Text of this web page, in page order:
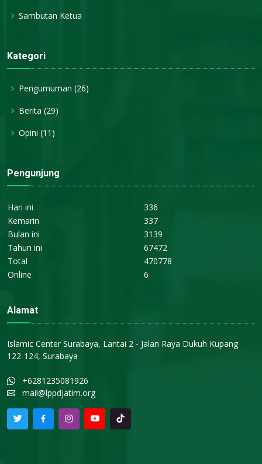
Sambutan Ketua
Kategori
Pengumuman (26)
Berita (29)
Opini (11)
Pengunjung
Hari ini
336
Kemarin
337
Bulan ini
3139
Tahun ini
67472
Total
470778
Online
6
Alamat
Islamic Center Surabaya, Lantai 2 - Jalan Raya Dukuh Kupang
122-124, Surabaya
+6281235081926
mail@lppdjatim.org